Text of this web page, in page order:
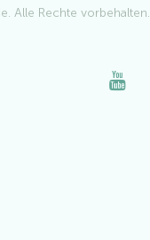
Alle Rechte vorbehalten.